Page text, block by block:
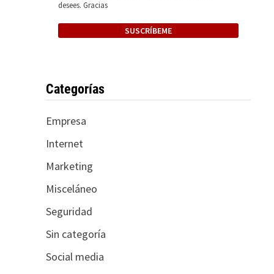
desees. Gracias
Categorías
Empresa
Internet
Marketing
Misceláneo
Seguridad
Sin categoría
Social media